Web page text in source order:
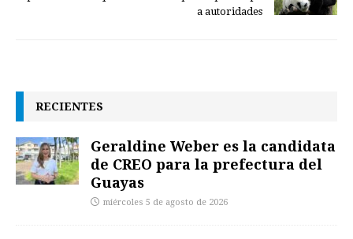
a autoridades
RECIENTES
Geraldine Weber es la candidata
de CREO para la prefectura del
Guayas
miércoles 5 de agosto de 2026